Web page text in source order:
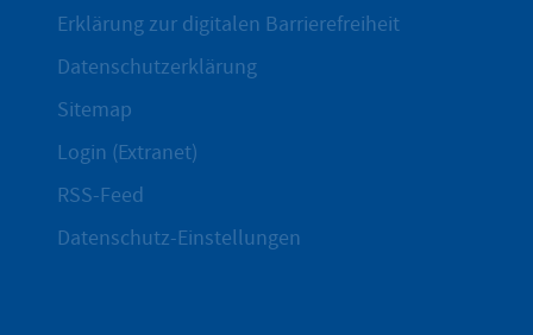
Erklärung zur digitalen Barrierefreiheit
Datenschutzerklärung
Sitemap
Login (Extranet)
RSS-Feed
Datenschutz-Einstellungen